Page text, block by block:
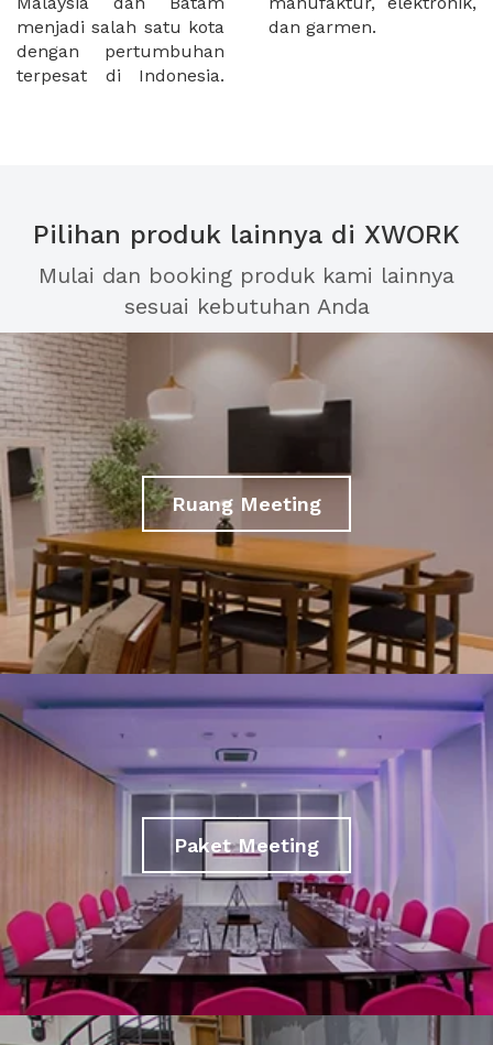
menjadi salah satu kota
dengan pertumbuhan
terpesat di Indonesia.
dan garmen.
Pilihan produk lainnya di XWORK
Mulai dan booking produk kami lainnya
sesuai kebutuhan Anda
Ruang Meeting
Paket Meeting